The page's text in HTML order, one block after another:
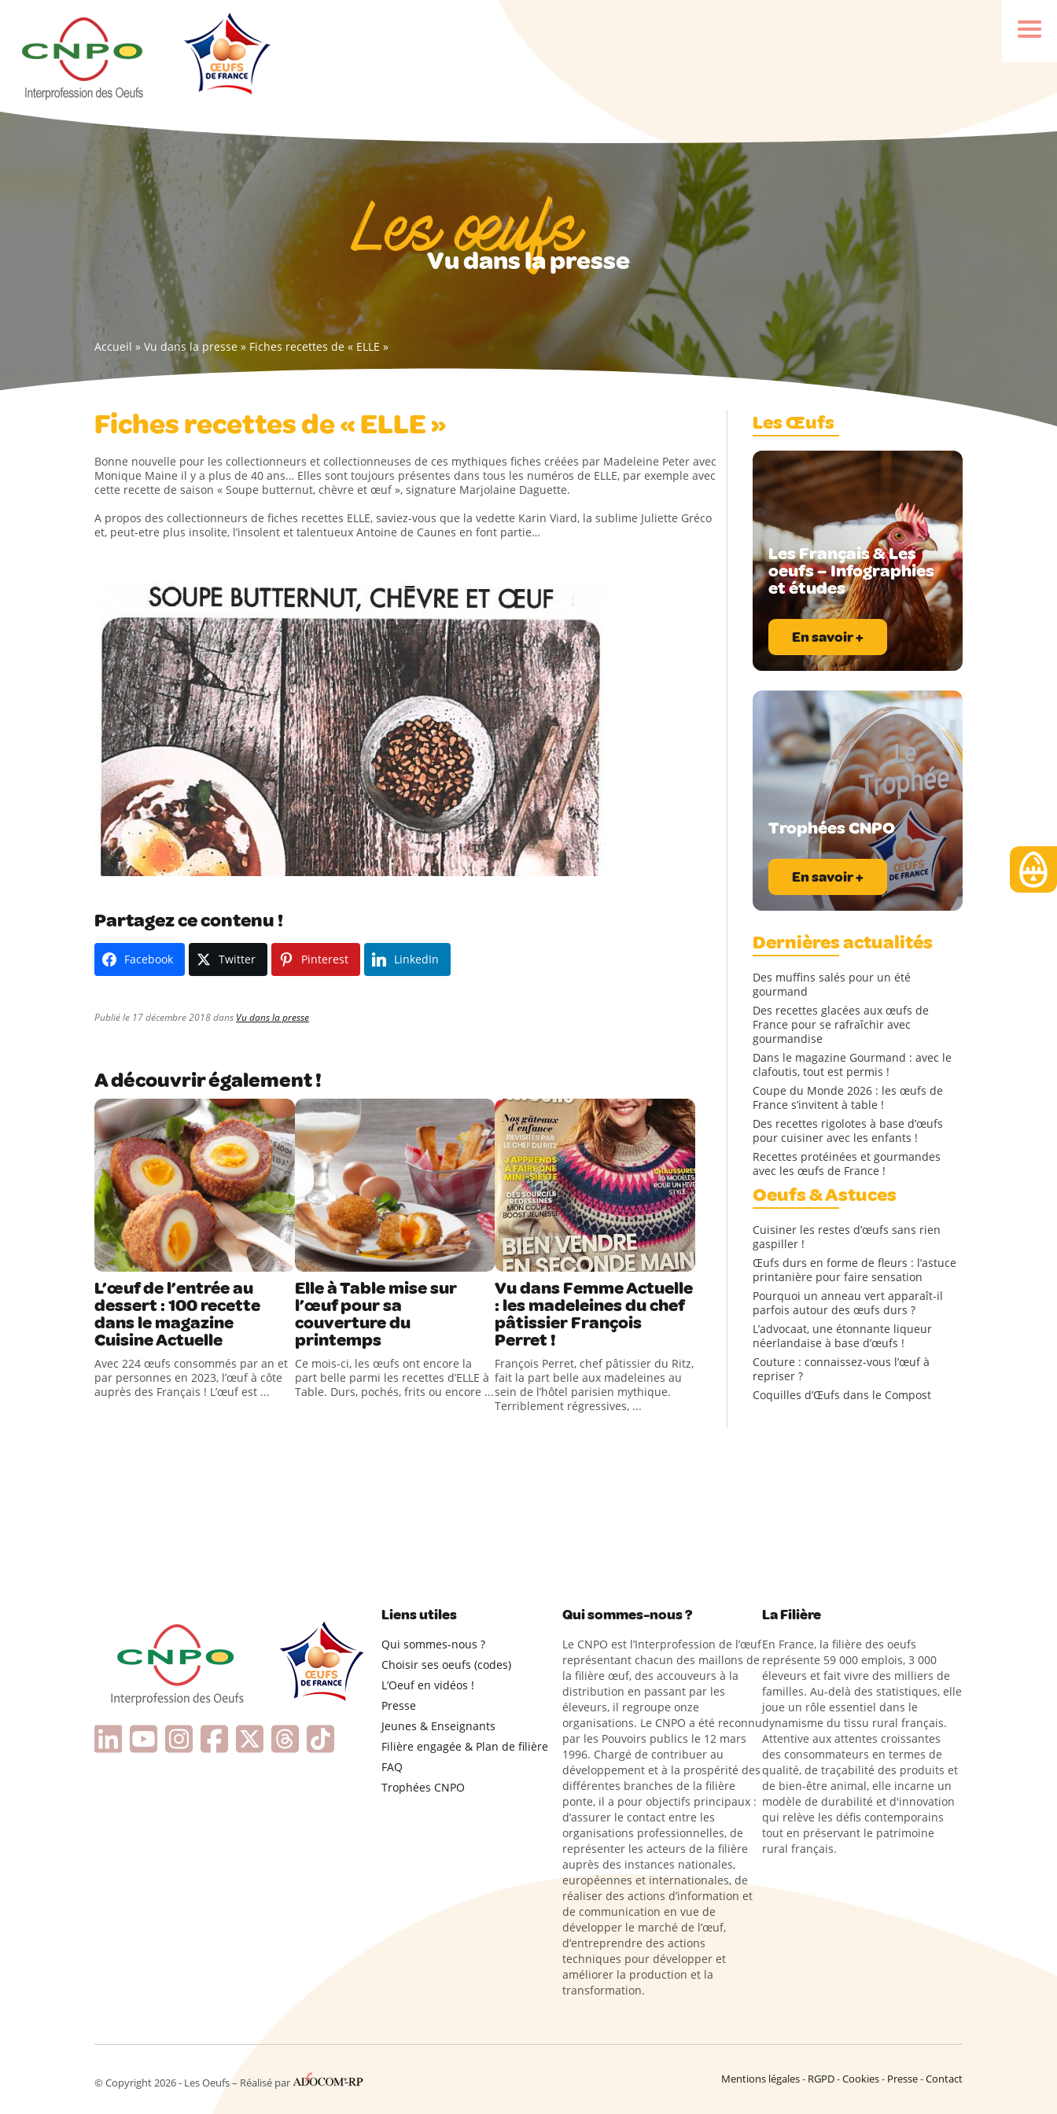
Les œufs
Vu dans la presse
Accueil » Vu dans la presse » Fiches recettes de « ELLE »
Fiches recettes de « ELLE »
Bonne nouvelle pour les collectionneurs et collectionneuses de ces mythiques fiches créées par Madeleine Peter avec
Monique Maine il y a plus de 40 ans… Elles sont toujours présentes dans tous les numéros de ELLE, par exemple avec
cette recette de saison « Soupe butternut, chèvre et œuf », signature Marjolaine Daguette.
A propos des collectionneurs de fiches recettes ELLE, saviez-vous que la vedette Karin Viard, la sublime Juliette Gréco
et, peut-etre plus insolite, l’insolent et talentueux Antoine de Caunes en font partie…
Partagez ce contenu !
Facebook Twitter Pinterest LinkedIn
Publié le 17 décembre 2018 dans Vu dans la presse
A découvrir également !
L’œuf de l’entrée au
dessert : 100 recette
dans le magazine
Cuisine Actuelle
Avec 224 œufs consommés par an et
par personnes en 2023, l’œuf à côte
auprès des Français ! L’œuf est ...
Elle à Table mise sur
l’œuf pour sa
couverture du
printemps
Ce mois-ci, les œufs ont encore la
part belle parmi les recettes d’ELLE à
Table. Durs, pochés, frits ou encore ...
Vu dans Femme Actuelle
: les madeleines du chef
pâtissier François
Perret !
François Perret, chef pâtissier du Ritz,
fait la part belle aux madeleines au
sein de l’hôtel parisien mythique.
Terriblement régressives, ...
Les Œufs
Les Français & Les
oeufs – Infographies
et études
En savoir +
Trophées CNPO
En savoir +
Dernières actualités
Des muffins salés pour un été
gourmand
Des recettes glacées aux œufs de
France pour se rafraîchir avec
gourmandise
Dans le magazine Gourmand : avec le
clafoutis, tout est permis !
Coupe du Monde 2026 : les œufs de
France s’invitent à table !
Des recettes rigolotes à base d’œufs
pour cuisiner avec les enfants !
Recettes protéinées et gourmandes
avec les œufs de France !
Oeufs & Astuces
Cuisiner les restes d’œufs sans rien
gaspiller !
Œufs durs en forme de fleurs : l’astuce
printanière pour faire sensation
Pourquoi un anneau vert apparaît-il
parfois autour des œufs durs ?
L’advocaat, une étonnante liqueur
néerlandaise à base d’œufs !
Couture : connaissez-vous l’œuf à
repriser ?
Coquilles d’Œufs dans le Compost
Liens utiles
Qui sommes-nous ?
Choisir ses oeufs (codes)
L’Oeuf en vidéos !
Presse
Jeunes & Enseignants
Filière engagée & Plan de filière
FAQ
Trophées CNPO
Qui sommes-nous ?
Le CNPO est l’Interprofession de l’œuf
représentant chacun des maillons de
la filière œuf, des accouveurs à la
distribution en passant par les
éleveurs, il regroupe onze
organisations. Le CNPO a été reconnu
par les Pouvoirs publics le 12 mars
1996. Chargé de contribuer au
développement et à la prospérité des
différentes branches de la filière
ponte, il a pour objectifs principaux :
d’assurer le contact entre les
organisations professionnelles, de
représenter les acteurs de la filière
auprès des instances nationales,
européennes et internationales, de
réaliser des actions d’information et
de communication en vue de
développer le marché de l’œuf,
d’entreprendre des actions
techniques pour développer et
améliorer la production et la
transformation.
La Filière
En France, la filière des oeufs
représente 59 000 emplois, 3 000
éleveurs et fait vivre des milliers de
familles. Au-delà des statistiques, elle
joue un rôle essentiel dans le
dynamisme du tissu rural français.
Attentive aux attentes croissantes
des consommateurs en termes de
qualité, de traçabilité des produits et
de bien-être animal, elle incarne un
modèle de durabilité et d'innovation
qui relève les défis contemporains
tout en préservant le patrimoine
rural français.
© Copyright 2026 - Les Oeufs – Réalisé par Mentions légales RGPD Cookies Presse Contact